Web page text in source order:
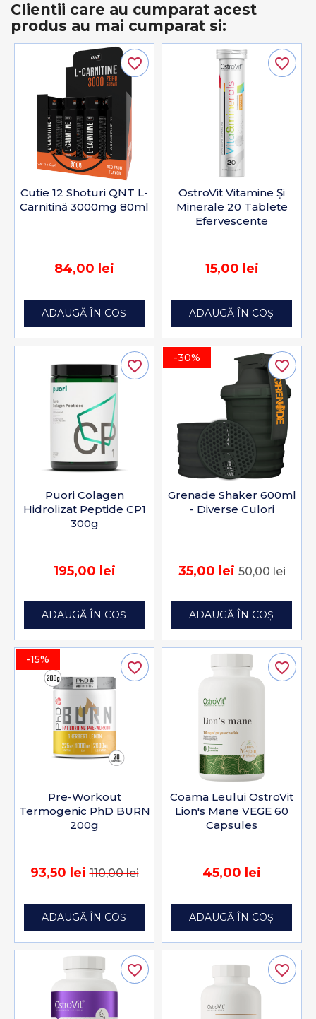
Clientii care au cumparat acest
produs au mai cumparat si:
Cutie 12 Shoturi QNT L-
Carnitină 3000mg 80ml
84,00 lei
ADAUGĂ ÎN COȘ
favorite_border
OstroVit Vitamine Și
Minerale 20 Tablete
Efervescente
15,00 lei
ADAUGĂ ÎN COȘ
favorite_border
Puori Colagen
Hidrolizat Peptide CP1
300g
195,00 lei
ADAUGĂ ÎN COȘ
favorite_border -30%
Grenade Shaker 600ml
- Diverse Culori
35,00 lei50,00 lei
ADAUGĂ ÎN COȘ
favorite_border
-15%
Pre-Workout
Termogenic PhD BURN
200g
93,50 lei110,00 lei
ADAUGĂ ÎN COȘ
favorite_border
Coama Leului OstroVit
Lion's Mane VEGE 60
Capsules
45,00 lei
ADAUGĂ ÎN COȘ
favorite_border
favorite_border favorite_border